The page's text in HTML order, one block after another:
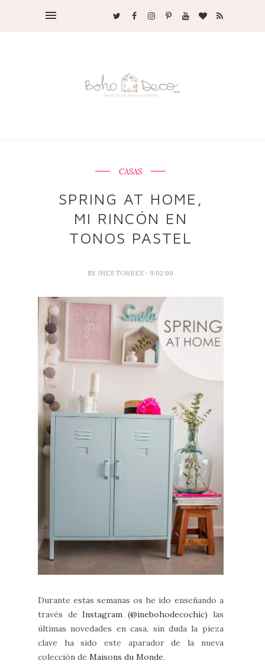
CASAS
SPRING AT HOME,
MI RINCÓN EN
TONOS PASTEL
BY INES TORRES - 9:02:00
Durante estas semanas os he ido enseñando a
través deInstagram (@inebohodecochic) las
últimas novedades en casa, sin duda la pieza
clave ha sido este aparador de la nueva
colección de Maisons du Monde.